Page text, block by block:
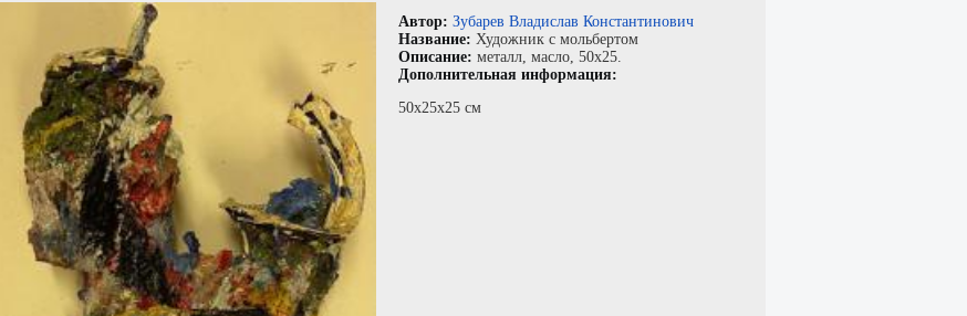
Автор: Зубарев Владислав Константинович
Название: Художник с мольбертом
Описание: металл, масло, 50x25.
Дополнительная информация:
50х25х25 см